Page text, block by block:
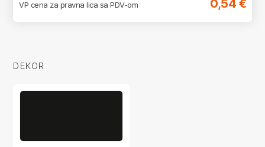
VP cena za pravna lica sa PDV-om
0,54 €
DEKOR